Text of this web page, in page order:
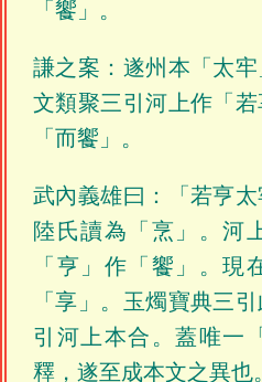
「饗」。
謙之案：遂州本「太
文類聚三引河上作「
「而饗」。
武內義雄曰：「若亨
陸氏讀為「烹」。河
「亨」作「饗」。現
「享」。玉燭寶典三
引河上本合。蓋唯一
釋，遂至成本文之異也。